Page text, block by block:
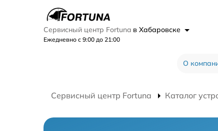
Сервисный центр Fortuna в Хабаровске
Ежедневно с 9:00 до 21:00
О
Сервисный центр Fortuna Каталог